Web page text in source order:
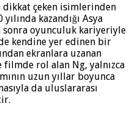
dikkat çeken isimlerinden
kazandığı Asya
sonra oyunculuk kariyeriyle
kendine yer edinen bir
ekranlara uzanan
rol alan Ng, yalnızca
uzun yıllar boyunca
da uluslararası